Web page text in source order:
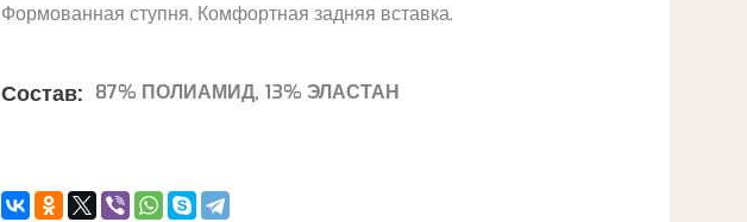
Формованная ступня. Комфортная задняя вставка.
Состав: 87% ПОЛИАМИД, 13% ЭЛАСТАН